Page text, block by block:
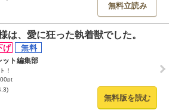
無料立読み
は、愛に狂った執着獣でした。
ット編集部
！
無料版を読む